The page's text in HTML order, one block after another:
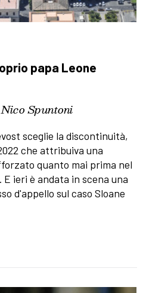
papa Leone
Nico Spuntoni
sceglie la discontinuità,
che attribuiva una
quanto mai prima nel
ieri è andata in scena una
d'appello sul caso Sloane